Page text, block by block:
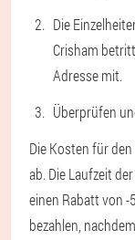
Die
Crisham
Adresse mit.
Überprüfen
Die Kosten für
ab. Die Laufzeit
einen Rabatt von -
bezahlen,